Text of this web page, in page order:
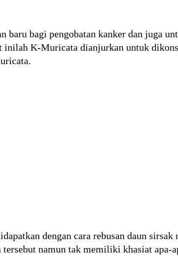
bagi pengobatan kanker dan juga
inilah K-Muricata dianjurkan untuk
dengan cara rebusan daun sirsak
namun tak memiliki khasiat apa-